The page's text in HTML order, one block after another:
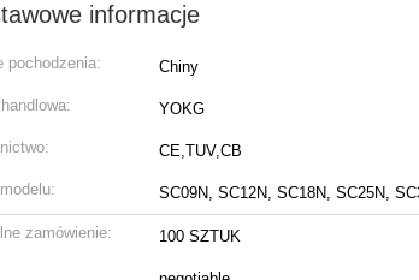
informacje
pochodzenia: Chiny
YOKG
CE,TUV,CB
SC09N, SC12N, SC18N, SC25N,
zamówienie: 100 SZTUK